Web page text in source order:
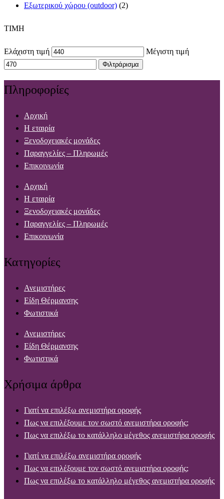
Εξωτερικού χώρου (outdoor) (2)
TIMH
Ελάχιστη τιμή Μέγιστη τιμή
Φιλτράρισμα
Πληροφορίες
Αρχική
Η εταιρία
Ξενοδοχειακές μονάδες
Παραγγελίες – Πληρωμές
Επικοινωνία
Αρχική
Η εταιρία
Ξενοδοχειακές μονάδες
Παραγγελίες – Πληρωμές
Επικοινωνία
Κατηγορίες
Ανεμιστήρες
Είδη Θέρμανσης
Φωτιστικά
Ανεμιστήρες
Είδη Θέρμανσης
Φωτιστικά
Χρήσιμα άρθρα
Γιατί να επιλέξω ανεμιστήρα οροφής
Πως να επιλέξουμε τον σωστό ανεμιστήρα οροφής;
Πως να επιλέξω το κατάλληλο μέγεθος ανεμιστήρα οροφής
Γιατί να επιλέξω ανεμιστήρα οροφής
Πως να επιλέξουμε τον σωστό ανεμιστήρα οροφής;
Πως να επιλέξω το κατάλληλο μέγεθος ανεμιστήρα οροφής